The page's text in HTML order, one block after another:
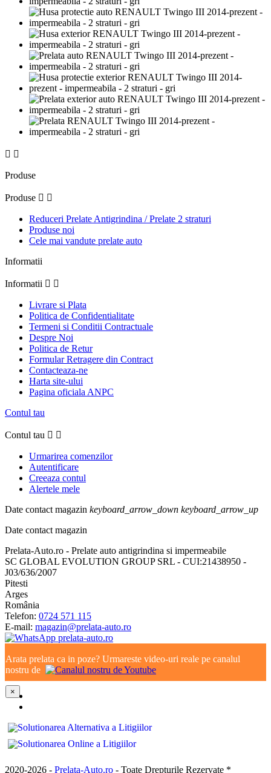
 
Produse
Produse  
Reduceri Prelate Antigrindina / Prelate 2 straturi
Produse noi
Cele mai vandute prelate auto
Informatii
Informatii  
Livrare si Plata
Politica de Confidentialitate
Termeni si Conditii Contractuale
Despre Noi
Politica de Retur
Formular Retragere din Contract
Contacteaza-ne
Harta site-ului
Pagina oficiala ANPC
Contul tau
Contul tau  
Urmarirea comenzilor
Autentificare
Creeaza contul
Alertele mele
Date contact magazin keyboard_arrow_down keyboard_arrow_up
Date contact magazin
Prelata-Auto.ro - Prelate auto antigrindina si impermeabile
SC GLOBAL EVOLUTION GROUP SRL - CUI:21438950 -
J03/636/2007
Pitesti
Arges
România
Telefon: 0724 571 115
E-mail: magazin@prelata-auto.ro
Arata prelata ca in poze? Urmareste video-uri reale pe canalul
nostru de
×
2020-2026 - Prelata-Auto.ro - Toate Drepturile Rezervate *